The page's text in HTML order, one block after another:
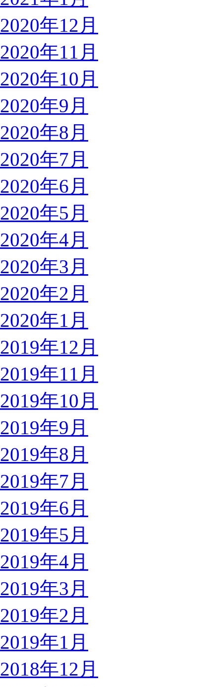
2020年12月
2020年11月
2020年10月
2020年9月
2020年8月
2020年7月
2020年6月
2020年5月
2020年4月
2020年3月
2020年2月
2020年1月
2019年12月
2019年11月
2019年10月
2019年9月
2019年8月
2019年7月
2019年6月
2019年5月
2019年4月
2019年3月
2019年2月
2019年1月
2018年12月